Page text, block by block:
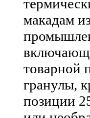
макадам
товарной
гранулы,
позиции